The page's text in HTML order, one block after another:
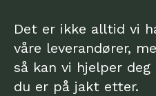
Det er ikke alltid vi
våre leverandører,
så kan vi hjelper
du er på jakt etter.